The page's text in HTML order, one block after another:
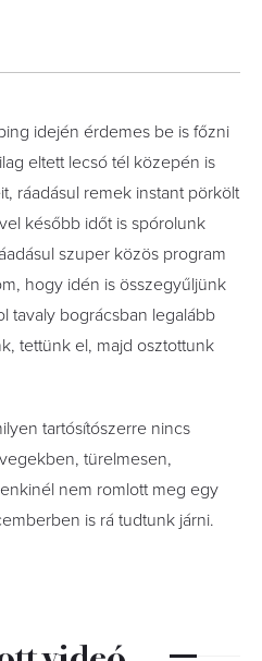
idején érdemes be is főzni
eltett lecsó tél közepén is
ráadásul remek instant pörkölt
később időt is spórolunk
szuper közös program
hogy idén is összegyűljünk
tavaly bográcsban legalább
tettünk el, majd osztottunk
tartósítószerre nincs
türelmesen,
nem romlott meg egy
is rá tudtunk járni.